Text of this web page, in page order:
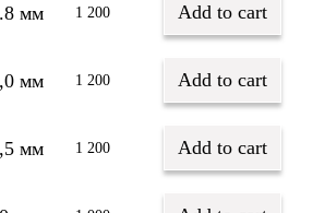
мм 1 200 Add to cart
мм 1 200 Add to cart
мм 1 200 Add to cart